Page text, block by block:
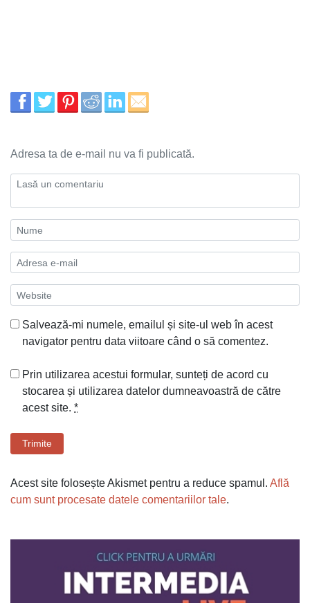
Adresa ta de e-mail nu va fi publicată.
Salvează-mi numele, emailul și site-ul web în acest
navigator pentru data viitoare când o să comentez.
Prin utilizarea acestui formular, sunteți de acord cu
stocarea și utilizarea datelor dumneavoastră de către
acest site. *
Trimite
Acest site folosește Akismet pentru a reduce spamul. Află
cum sunt procesate datele comentariilor tale.